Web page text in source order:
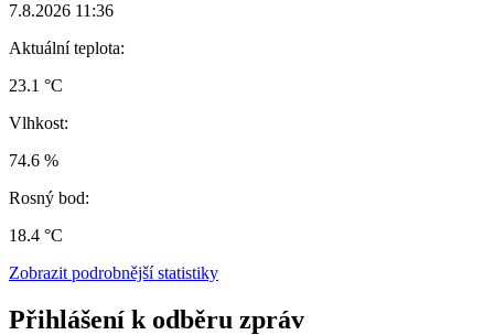
7.8.2026 11:36
Aktuální teplota:
23.1 °C
Vlhkost:
74.6 %
Rosný bod:
18.4 °C
Zobrazit podrobnější statistiky
Přihlášení k odběru zpráv